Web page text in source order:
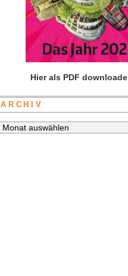
Hier als PDF
ARCHIV
Archiv